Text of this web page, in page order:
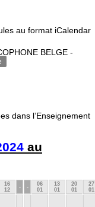
au format iCalendar
BELGE -
dans l’Enseignement
au
16
12
- -
06
01
13
01
20
01
27
01